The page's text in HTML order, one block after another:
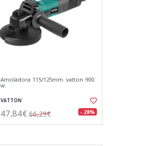
Amoladora 115/125mm. vatton 900
w.
VATTON
47,84€ 66,29€ - 28%